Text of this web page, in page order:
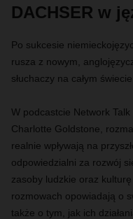
DACHSER w
Po sukcesie
rusza z nowym,
słuchaczy na całym świecie.
W podcastcie Network Talk
Charlotte Goldstone,
realnie wpływają na
odpowiedzialni za rozwój
zasoby ludzkie oraz
rozmowach opowiadają o
także o tym, jak ich